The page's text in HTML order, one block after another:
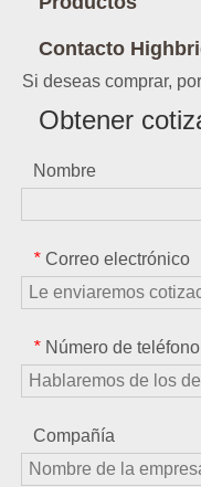
Contacto
Si deseas comprar,
Obtener
Nombre
* Correo electrónico
* Número de teléfono
Compañía